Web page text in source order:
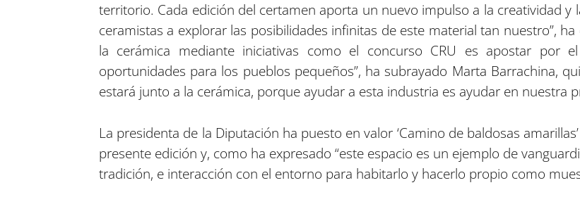
territorio. Cada edición del certamen aporta un nuevo impulso a la creatividad y
ceramistas a explorar las posibilidades infinitas de este material tan nuestro”,
la cerámica mediante iniciativas como el concurso CRU es apostar por
oportunidades para los pueblos pequeños”, ha subrayado Marta Barrachina,
estará junto a la cerámica, porque ayudar a esta industria es ayudar en nuestra
La presidenta de la Diputación ha puesto en valor ‘Camino de baldosas
presente edición y, como ha expresado “este espacio es un ejemplo de
tradición, e interacción con el entorno para habitarlo y hacerlo propio como